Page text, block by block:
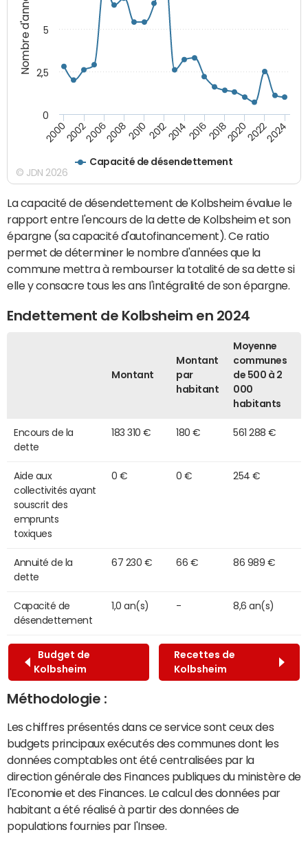
Nombre d'années
Capacité de désendettement
20002002200620082010 2012201420162018202020222024
0
2,5
5
© JDN 2026
La capacité de désendettement de Kolbsheim évalue le
rapport entre l'encours de la dette de Kolbsheim et son
épargne (sa capacité d'autofinancement). Ce ratio
permet de déterminer le nombre d'années que la
commune mettra à rembourser la totalité de sa dette si
elle y consacre tous les ans l'intégralité de son épargne.
Endettement de Kolbsheim en 2024
Montant
Montant
par
habitant
Moyenne
communes
de 500 à 2
000
habitants
Encours de la
dette
183 310 € 180 € 561 288 €
Aide aux
collectivités ayant
souscrit des
emprunts
toxiques
0 € 0 € 254 €
Annuité de la
dette
67 230 € 66 € 86 989 €
Capacité de
désendettement
1,0 an(s) - 8,6 an(s)
Budget de
Kolbsheim
Recettes de
Kolbsheim
Méthodologie :
Les chiffres présentés dans ce service sont ceux des
budgets principaux exécutés des communes dont les
données comptables ont été centralisées par la
direction générale des Finances publiques du ministère de
l'Economie et des Finances. Le calcul des données par
habitant a été réalisé à partir des données de
populations fournies par l'Insee.